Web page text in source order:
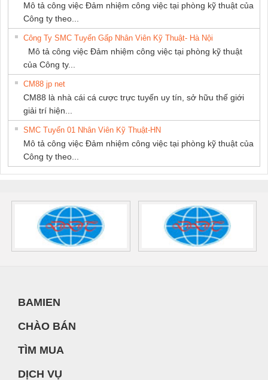
Mô tả công việc Đảm nhiệm công việc tại phòng kỹ thuật của
Công ty theo...
Công Ty SMC Tuyển Gấp Nhân Viên Kỹ Thuật- Hà Nội
Mô tả công việc Đảm nhiệm công việc tại phòng kỹ thuật
của Công ty...
CM88 jp net
CM88 là nhà cái cá cược trực tuyến uy tín, sở hữu thế giới
giải trí hiện...
SMC Tuyển 01 Nhân Viên Kỹ Thuật-HN
Mô tả công việc Đảm nhiệm công việc tại phòng kỹ thuật của
Công ty theo...
BAMIEN
CHÀO BÁN
TÌM MUA
DỊCH VỤ